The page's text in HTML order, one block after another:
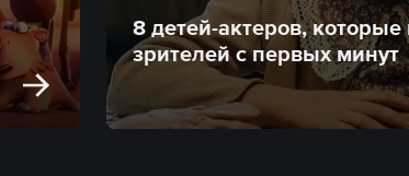
8 детей-актеров,
зрителей с первых минут